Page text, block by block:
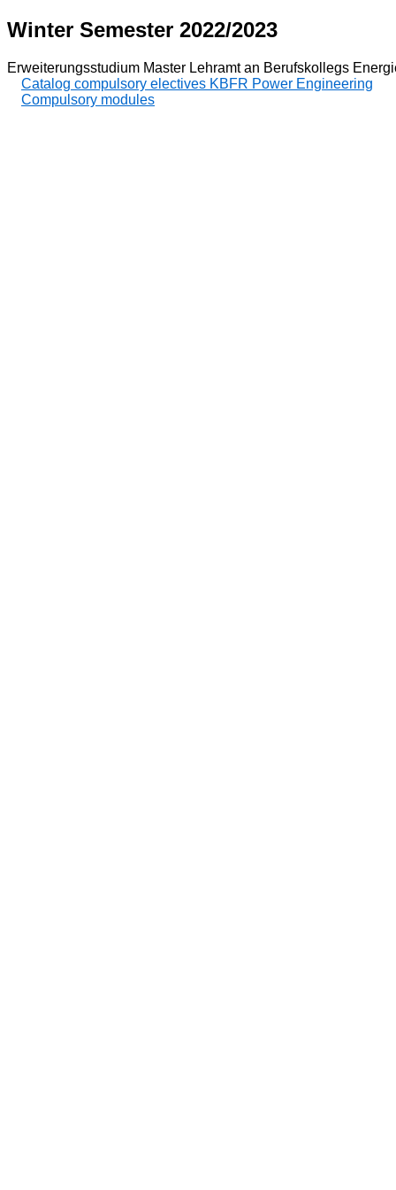
Winter Semester 2022/2023
Erweiterungsstudium Master Lehramt an Berufskollegs
Catalog compulsory electives KBFR Power Engineering
Compulsory modules